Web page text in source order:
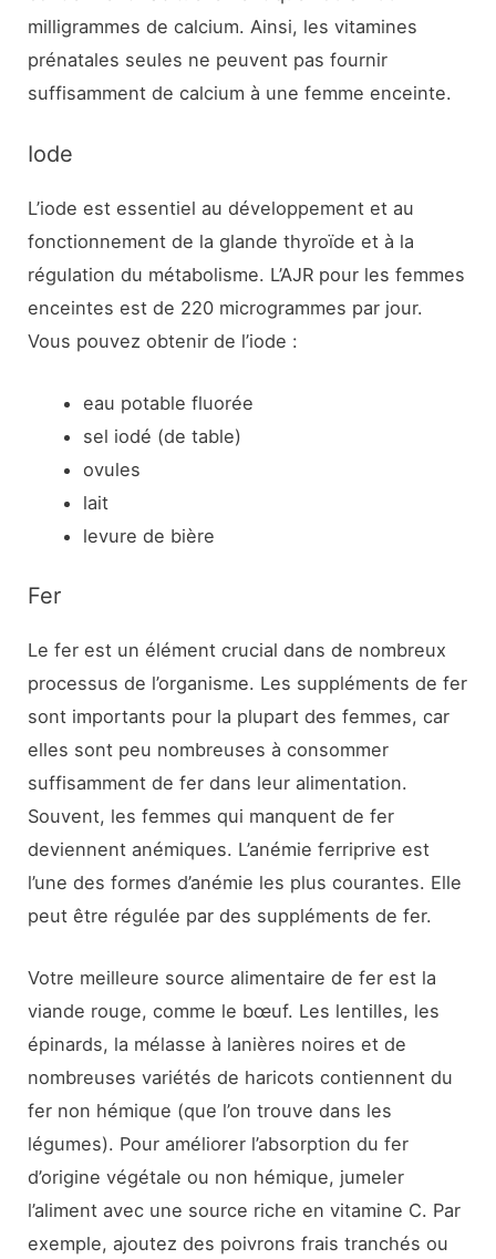
milligrammes de calcium. Ainsi, les vitamines
prénatales seules ne peuvent pas fournir
suffisamment de calcium à une femme enceinte.
Iode
L’iode est essentiel au développement et au
fonctionnement de la glande thyroïde et à la
régulation du métabolisme. L’AJR pour les femmes
enceintes est de 220 microgrammes par jour.
Vous pouvez obtenir de l’iode :
eau potable fluorée
sel iodé (de table)
ovules
lait
levure de bière
Fer
Le fer est un élément crucial dans de nombreux
processus de l’organisme. Les suppléments de fer
sont importants pour la plupart des femmes, car
elles sont peu nombreuses à consommer
suffisamment de fer dans leur alimentation.
Souvent, les femmes qui manquent de fer
deviennent anémiques. L’anémie ferriprive est
l’une des formes d’anémie les plus courantes. Elle
peut être régulée par des suppléments de fer.
Votre meilleure source alimentaire de fer est la
viande rouge, comme le bœuf. Les lentilles, les
épinards, la mélasse à lanières noires et de
nombreuses variétés de haricots contiennent du
fer non hémique (que l’on trouve dans les
légumes). Pour améliorer l’absorption du fer
d’origine végétale ou non hémique, jumeler
l’aliment avec une source riche en vitamine C. Par
exemple, ajoutez des poivrons frais tranchés ou